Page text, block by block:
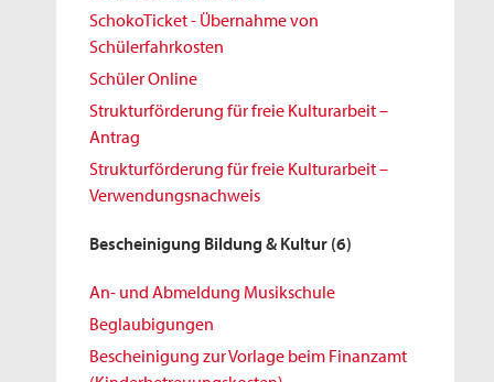
SchokoTicket - Übernahme von
Schülerfahrkosten
Schüler Online
Strukturförderung für freie Kulturarbeit –
Antrag
Strukturförderung für freie Kulturarbeit –
Verwendungsnachweis
Bescheinigung Bildung & Kultur (6)
An- und Abmeldung Musikschule
Beglaubigungen
Bescheinigung zur Vorlage beim Finanzamt